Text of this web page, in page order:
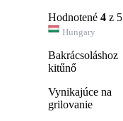
Hodnotené 4 z 5
Hungary
Bakrácsoláshoz
kitűnő
Vynikajúce na
grilovanie